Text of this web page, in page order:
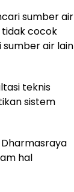
sumber air
tidak cocok
air lain
teknis
sistem
hal